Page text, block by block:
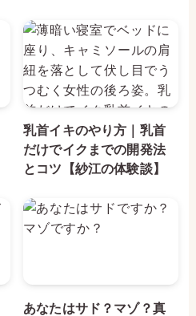
乳首イキのやり方｜乳首
だけでイクまでの開発法
とコツ【紗江の体験談】
あなたはサド？マゾ？真